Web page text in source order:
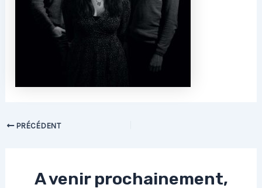
PRÉCÉDENT
A venir prochainement,